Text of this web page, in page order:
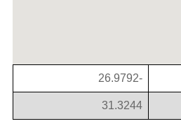
-26.9792
31.3244